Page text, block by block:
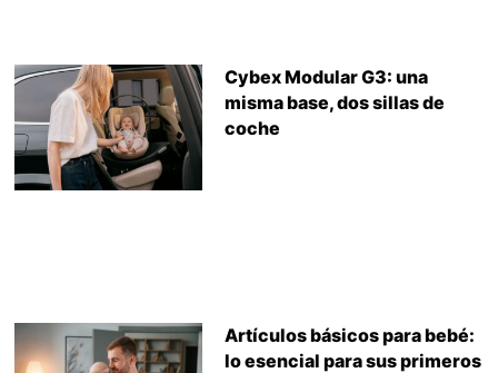
Cybex Modular G3: una
misma base, dos sillas de
coche
Artículos básicos para bebé:
lo esencial para sus primeros